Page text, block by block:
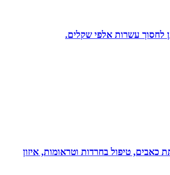
לחסוך עשרות אלפי שקלים.
המשלבת ידע מתקדם לריפוי מלא, הפחתת כאבים, טיפול בחרדות וטראומות, איזון